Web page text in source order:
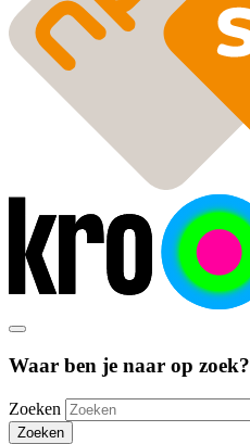
Waar ben je naar op zoek?
Zoeken
Zoeken